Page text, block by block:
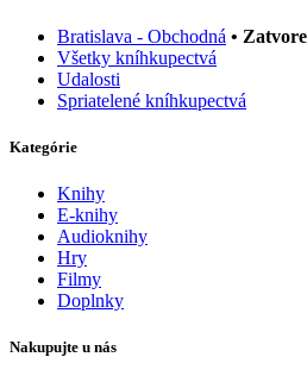
Bratislava - Obchodná •
Všetky kníhkupectvá
Udalosti
Spriatelené kníhkupectvá
Kategórie
Knihy
E-knihy
Audioknihy
Hry
Filmy
Doplnky
Nakupujte u nás